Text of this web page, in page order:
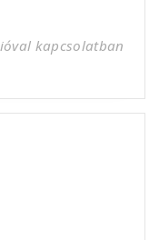
kapcsolatban